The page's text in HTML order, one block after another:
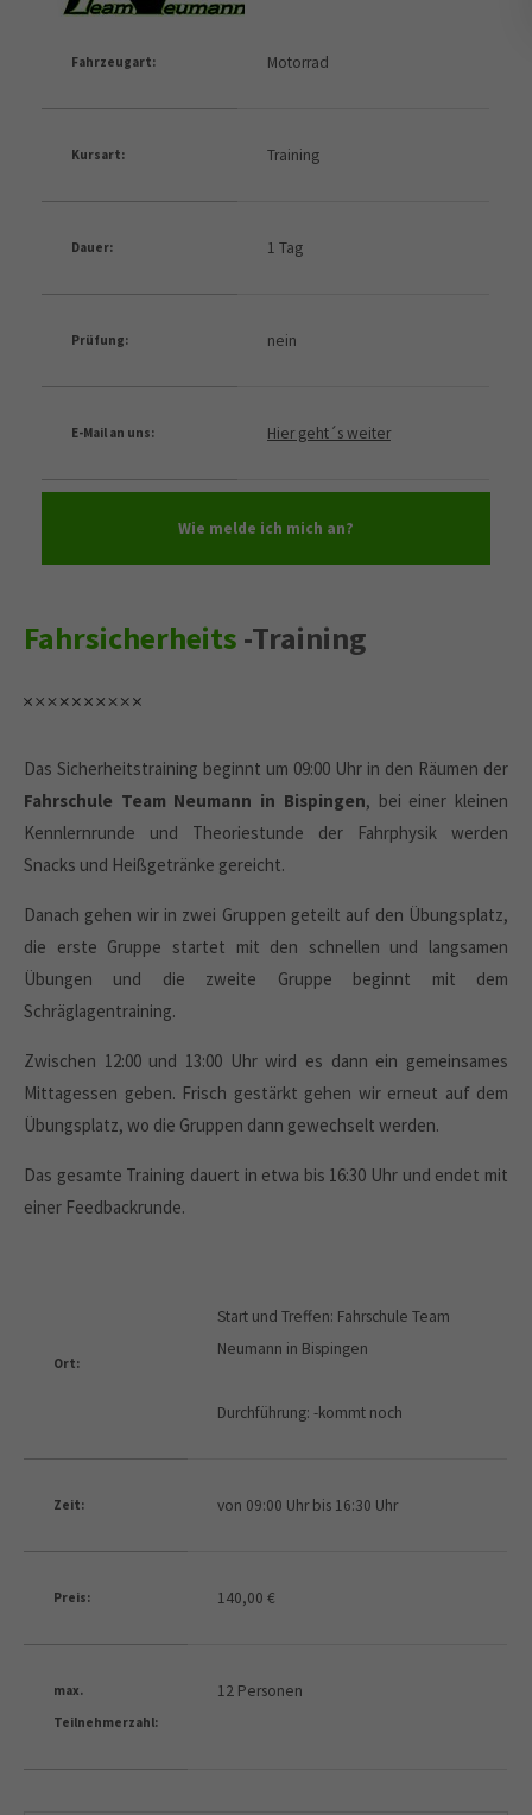
Fahrzeugart: Motorrad
Kursart: Training
Dauer: 1 Tag
Prüfung: nein
E-Mail an uns: Hier geht´s weiter
Wie melde ich mich an?
Fahrsicherheits -Training
Das Sicherheitstraining beginnt um 09:00 Uhr in den Räumen der
Fahrschule Team Neumann in Bispingen, bei einer kleinen
Kennlernrunde und Theoriestunde der Fahrphysik werden
Snacks und Heißgetränke gereicht.
Danach gehen wir in zwei Gruppen geteilt auf den Übungsplatz,
die erste Gruppe startet mit den schnellen und langsamen
Übungen und die zweite Gruppe beginnt mit dem
Schräglagentraining.
Zwischen 12:00 und 13:00 Uhr wird es dann ein gemeinsames
Mittagessen geben. Frisch gestärkt gehen wir erneut auf dem
Übungsplatz, wo die Gruppen dann gewechselt werden.
Das gesamte Training dauert in etwa bis 16:30 Uhr und endet mit
einer Feedbackrunde.
Ort:
Start und Treffen: Fahrschule Team
Neumann in Bispingen
Durchführung: -kommt noch
Zeit: von 09:00 Uhr bis 16:30 Uhr
Preis: 140,00 €
max.
Teilnehmerzahl:
12 Personen